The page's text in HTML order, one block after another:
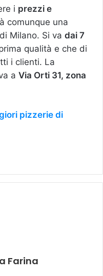
i prezzi e
comunque una
Milano. Si va dai 7
qualità e che di
i clienti. La
a Via Orti 31, zona
pizzerie di
Farina